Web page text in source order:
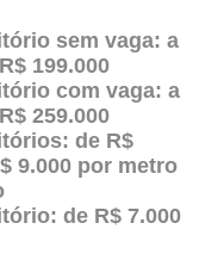
sem vaga: a
199.000
com vaga: a
259.000
de R$
9.000 por metro
de R$ 7.000